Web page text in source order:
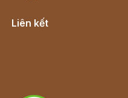
Liên kết